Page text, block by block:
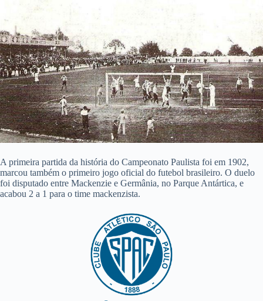
A primeira partida da história do Campeonato Paulista foi em 1902,
marcou também o primeiro jogo oficial do futebol brasileiro. O duelo
foi disputado entre Mackenzie e Germânia, no Parque Antártica, e
acabou 2 a 1 para o time mackenzista.